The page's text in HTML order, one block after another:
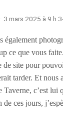
· 3 mars 2025 à 9 h
également
ce que vous
de site pour
tarder. Et nous
Taverne, c’est lui
ces jours,